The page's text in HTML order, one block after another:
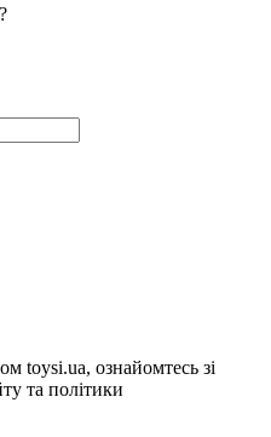
toysi.ua, ознайомтесь зі
та політики